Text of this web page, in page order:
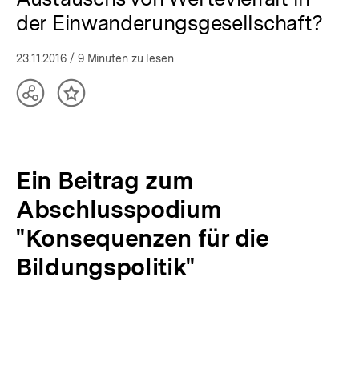
bpb.de
der Einwanderungsgesellschaft?
23.11.2016 / 9 Minuten zu lesen
TeilenInhalt
Ein Beitrag zum
Abschlusspodium
"Konsequenzen für die
Bildungspolitik"